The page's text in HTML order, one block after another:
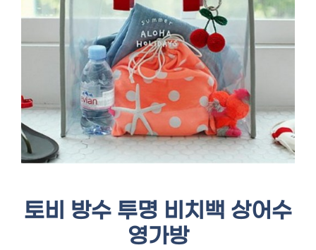
토비 방수 투명 비치백 상어수
영가방